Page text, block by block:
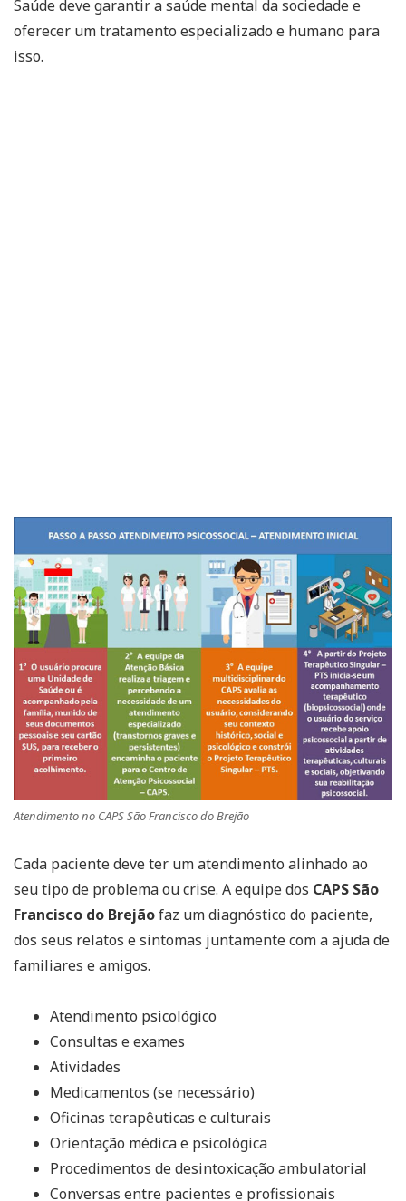
Saúde deve garantir a saúde mental da sociedade e
oferecer um tratamento especializado e humano para
isso.
Atendimento no CAPS São Francisco do Brejão
Cada paciente deve ter um atendimento alinhado ao
seu tipo de problema ou crise. A equipe dos CAPS São
Francisco do Brejãofaz um diagnóstico do paciente,
dos seus relatos e sintomas juntamente com a ajuda de
familiares e amigos.
Atendimento psicológico
Consultas e exames
Atividades
Medicamentos (se necessário)
Oficinas terapêuticas e culturais
Orientação médica e psicológica
Procedimentos de desintoxicação ambulatorial
Conversas entre pacientes e profissionais